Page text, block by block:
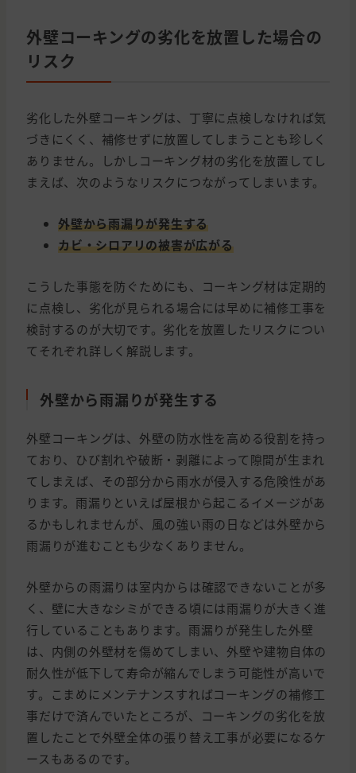
外壁コーキングの劣化を放置した場合の
リスク
劣化した外壁コーキングは、丁寧に点検しなければ気
づきにくく、補修せずに放置してしまうことも珍しく
ありません。しかしコーキング材の劣化を放置してし
まえば、次のようなリスクにつながってしまいます。
外壁から雨漏りが発生する
カビ・シロアリの被害が広がる
こうした事態を防ぐためにも、コーキング材は定期的
に点検し、劣化が見られる場合には早めに補修工事を
検討するのが大切です。劣化を放置したリスクについ
てそれぞれ詳しく解説します。
外壁から雨漏りが発生する
外壁コーキングは、外壁の防水性を高める役割を持っ
ており、ひび割れや破断・剥離によって隙間が生まれ
てしまえば、その部分から雨水が侵入する危険性があ
ります。雨漏りといえば屋根から起こるイメージがあ
るかもしれませんが、風の強い雨の日などは外壁から
雨漏りが進むことも少なくありません。
外壁からの雨漏りは室内からは確認できないことが多
く、壁に大きなシミができる頃には雨漏りが大きく進
行していることもあります。雨漏りが発生した外壁
は、内側の外壁材を傷めてしまい、外壁や建物自体の
耐久性が低下して寿命が縮んでしまう可能性が高いで
す。こまめにメンテナンスすればコーキングの補修工
事だけで済んでいたところが、コーキングの劣化を放
置したことで外壁全体の張り替え工事が必要になるケ
ースもあるのです。